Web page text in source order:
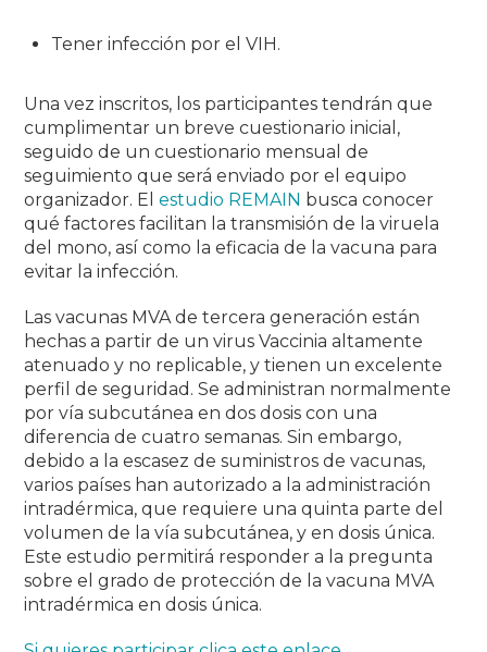
Tener infección por el VIH.
Una vez inscritos, los participantes tendrán que
cumplimentar un breve cuestionario inicial,
seguido de un cuestionario mensual de
seguimiento que será enviado por el equipo
organizador. Elestudio REMAIN busca conocer
qué factores facilitan la transmisión de la viruela
del mono, así como la eficacia de la vacuna para
evitar la infección.
Las vacunas MVA de tercera generación están
hechas a partir de un virus Vaccinia altamente
atenuado y no replicable, y tienen un excelente
perfil de seguridad. Se administran normalmente
por vía subcutánea en dos dosis con una
diferencia de cuatro semanas. Sin embargo,
debido a la escasez de suministros de vacunas,
varios países han autorizado a la administración
intradérmica, que requiere una quinta parte del
volumen de la vía subcutánea, y en dosis única.
Este estudio permitirá responder a la pregunta
sobre el grado de protección de la vacuna MVA
intradérmica en dosis única.